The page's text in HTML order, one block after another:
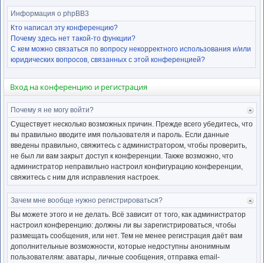
Информация о phpBB3
Кто написал эту конференцию?
Почему здесь нет такой-то функции?
С кем можно связаться по вопросу некорректного использования и/или
юридических вопросов, связанных с этой конференцией?
Вход на конференцию и регистрация
к
Почему я не могу войти?
Существует несколько возможных причин. Прежде всего убедитесь, что
вы правильно вводите имя пользователя и пароль. Если данные
введены правильно, свяжитесь с администратором, чтобы проверить,
не был ли вам закрыт доступ к конференции. Также возможно, что
администратор неправильно настроил конфигурацию конференции,
свяжитесь с ним для исправления настроек.
Зачем мне вообще нужно регистрироваться?
Вы можете этого и не делать. Всё зависит от того, как администратор
настроил конференцию: должны ли вы зарегистрироваться, чтобы
размещать сообщения, или нет. Тем не менее регистрация даёт вам
дополнительные возможности, которые недоступны анонимным
пользователям: аватары, личные сообщения, отправка email-